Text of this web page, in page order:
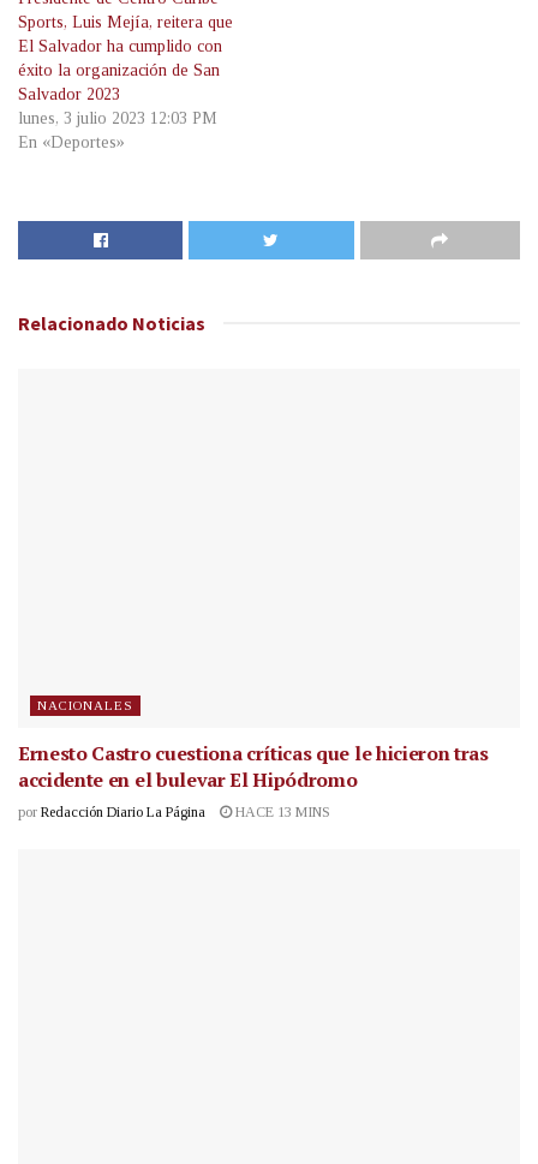
Sports, Luis Mejía, reitera que
El Salvador ha cumplido con
éxito la organización de San
Salvador 2023
lunes, 3 julio 2023 12:03 PM
En «Deportes»
Relacionado Noticias
NACIONALES
Ernesto Castro cuestiona críticas que le hicieron tras
accidente en el bulevar El Hipódromo
por Redacción Diario La Página HACE 13 MINS